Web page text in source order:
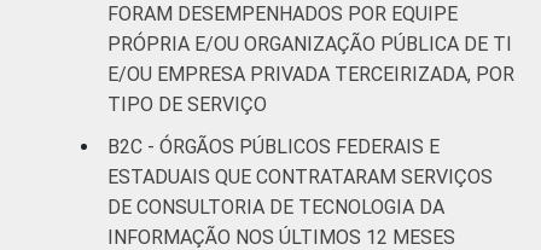
FORAM DESEMPENHADOS POR EQUIPE
PRÓPRIA E/OU ORGANIZAÇÃO PÚBLICA DE TI
E/OU EMPRESA PRIVADA TERCEIRIZADA, POR
TIPO DE SERVIÇO
B2C - ÓRGÃOS PÚBLICOS FEDERAIS E
ESTADUAIS QUE CONTRATARAM SERVIÇOS
DE CONSULTORIA DE TECNOLOGIA DA
INFORMAÇÃO NOS ÚLTIMOS 12 MESES